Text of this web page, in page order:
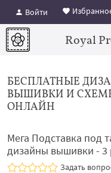
Войти
Royal
БЕСПЛАТНЫЕ
ВЫШИВКИ И
ОНЛАЙН
Мега Подставка под
дизайны вышивки - 3
Задать